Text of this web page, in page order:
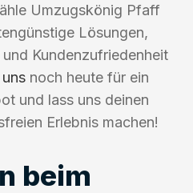
Umzugskönig Pfaff
Lösungen,
Kundenzufriedenheit
noch heute für ein
und lass uns deinen
Erlebnis machen!
beim